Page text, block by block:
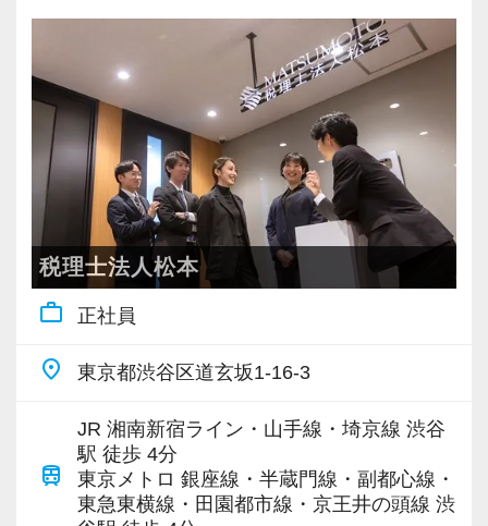
OBのダブルチェックがあります。
当社ならではの「仕事のステップ」を踏みなが
ら実務を経験することで、半年もすればある程
度一人で仕事をすることができるようになりま
す。
これまでも多くのインターン生が実践型インタ
ーン制度を使い、ステップアップを実現してき
た実績が当社にはあります！
実践型インターンを通して学校では絶対に学ぶ
ことができない知識と実務を徹底的に磨くこと
インターン終了後は新卒採用の道も用意してい
ます。26卒のインターン生も入社予定です。
ーターやAIにはできないお客様とのコミュニケ
当社では、全員がお客様のことを一番に考え、
最新の税務・会計サービスを提供しています。
現時点で深い知識や経験をお持ちでなくても安
心してください！
社員と同じように実務経験を積みながら税法や
会計の知識を得られるようフォロー体制はバッ
チリです。
【先輩スタッフのサポートを受けながら段階を
入社してからのステップアッププランを準備し
ています。あなたの成長にあわせてステップア
ップしていきましょう。
ウハウや知識の面でも学べることが非常に多い
環境です。
これからどんどん成長していくオフィスなの
で、多彩なキャリアを描きながら活躍できるチ
ャンスが広がっています。
【ご紹介が多い安定企業でお客様から一番に信
頼される税務のプロを目指せます】
私達は「税務のプロフェッショナルとしてお客
様に寄り添う」ことが一つの使命です。
お客様から「こうしたい」という理想をいただ
いたら、それを一緒になって実現するために大
きく力を発揮できる存在でありたいと考えてい
ます。ご紹介案件が7割を超えているのも、そう
いった私たちの姿勢がお客様から評価されてい
充実した実務重視のOJTで、安心して職務経験
と知識をゼロから身に付けられます！
税務・会計の経験と知識を磨きながらステップ
アップを目指しませんか？
【対象業種100種以上！節税・融資・税務調査に
強い税理士法人です】
創業以来17年連続増収増益、顧問先数2500以
上、全国6拠点で安定的に成長中です。
お客様に事務所までご来社いただく来所型サー
います。
専門Webサイトを10サイト以上運営しており、
新規顧問契約のお客様が毎年400件以上増加！
各オフィスに国税OB税理士が在籍しているの
税理士法人松本
work_outline 正社員
place 東京都渋谷区道玄坂1-16-3
train
JR 湘南新宿ライン・山手線・埼京線 渋谷
駅 徒歩 4分
東京メトロ 銀座線・半蔵門線・副都心線・
東急東横線・田園都市線・京王井の頭線 渋